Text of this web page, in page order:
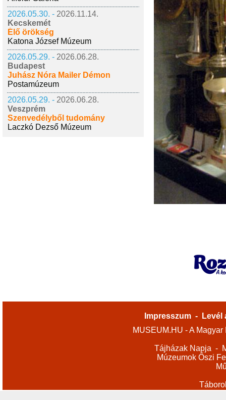
2026.05.30. - 2026.11.14.
Kecskemét
Élő örökség
Katona József Múzeum
2026.05.29. - 2026.06.28.
Budapest
Juhász Nóra Mailer Démon
Postamúzeum
2026.05.29. - 2026.06.28.
Veszprém
Szenvedélyből tudomány
Laczkó Dezső Múzeum
Impresszum -
Levél
MUSEUM.HU - A
Tájházak Napja -
Múzeumok Őszi